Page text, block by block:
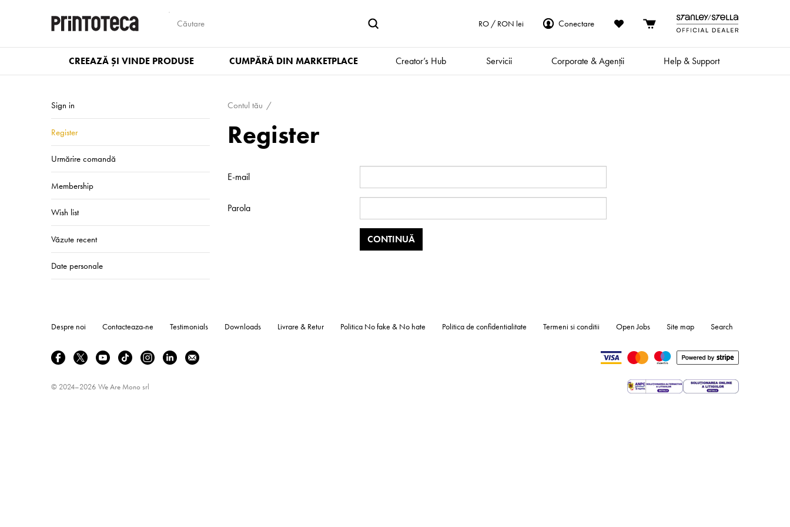
RO / RON lei Conectare
CREEAZĂ ȘI VINDE PRODUSE CUMPĂRĂ DIN MARKETPLACE Creator’s Hub Servicii Corporate & Agenții Help & Support
Sign in
Register
Urmărire comandă
Membership
Wish list
Văzute recent
Date personale
Contul tău
Register
E-mail
Parola
Despre noi Contacteaza-ne Testimonials Downloads Livrare & Retur Politica No fake & No hate Politica de confidentialitate Termeni si conditii Open Jobs Site map Search
© 2024–2026 We Are Mono srl